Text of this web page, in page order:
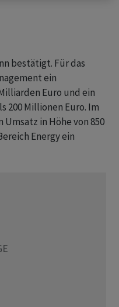
bestätigt. Für das
ein
Euro und ein
200 Millionen Euro. Im
in Höhe von 850
Energy ein